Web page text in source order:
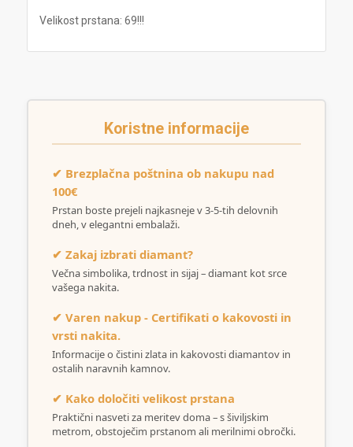
Velikost prstana: 69!!!
Koristne informacije
✔ Brezplačna poštnina ob nakupu nad
100€
Prstan boste prejeli najkasneje v 3-5-tih delovnih
dneh, v elegantni embalaži.
✔ Zakaj izbrati diamant?
Večna simbolika, trdnost in sijaj – diamant kot srce
vašega nakita.
✔ Varen nakup - Certifikati o kakovosti in
vrsti nakita.
Informacije o čistini zlata in kakovosti diamantov in
ostalih naravnih kamnov.
✔ Kako določiti velikost prstana
Praktični nasveti za meritev doma – s šiviljskim
metrom, obstoječim prstanom ali merilnimi obročki.